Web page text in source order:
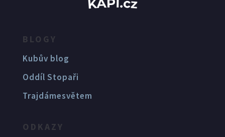
BLOGY
Kubův blog
Oddíl Stopaři
Trajdámesvětem
ODKAZY